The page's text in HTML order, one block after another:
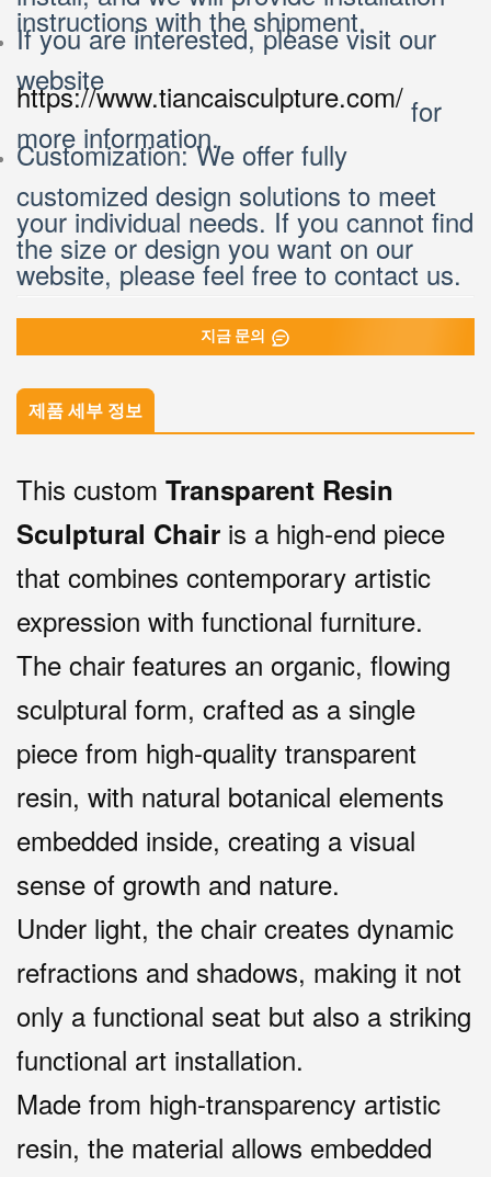
instructions with the shipment.
If you are interested, please visit our
website
https://www.tiancaisculpture.com/ for
more information.
Customization: We offer fully
customized design solutions to meet
your individual needs. If you cannot find
the size or design you want on our
website, please feel free to contact us.
지금 문의
제품 세부 정보
This custom Transparent Resin
Sculptural Chair is a high-end piece
that combines contemporary artistic
expression with functional furniture.
The chair features an organic, flowing
sculptural form, crafted as a single
piece from high-quality transparent
resin, with natural botanical elements
embedded inside, creating a visual
sense of growth and nature.
Under light, the chair creates dynamic
refractions and shadows, making it not
only a functional seat but also a striking
functional art installation.
Made from high-transparency artistic
resin, the material allows embedded